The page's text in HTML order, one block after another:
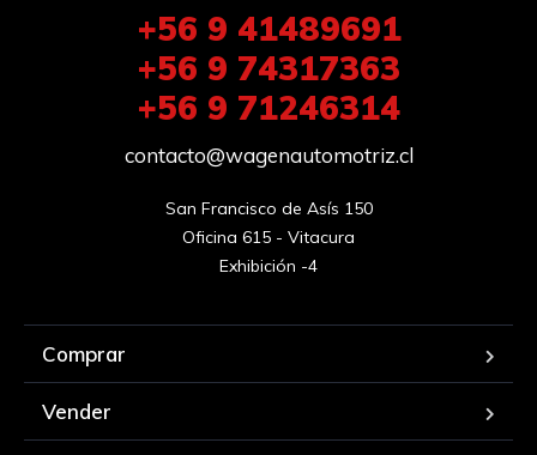
+56 9 41489691
+56 9 74317363
+56 9 71246314
contacto@wagenautomotriz.cl
San Francisco de Asís 150
Oficina 615 - Vitacura
Exhibición -4
Comprar
Vender